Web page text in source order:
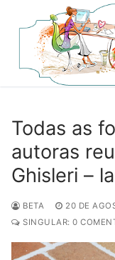
para
conteúdo
Todas as
autoras
Ghisleri –
BETA 20 DE
SINGULAR: 0